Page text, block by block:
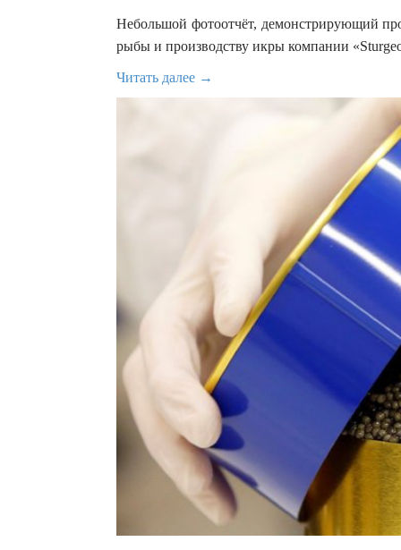
Небольшой фотоотчёт, демонстрирующий
рыбы и производству икры компании
Читать далее →